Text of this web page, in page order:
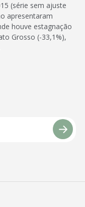
(série sem ajuste
apresentaram
houve estagnação
Grosso (-33,1%),